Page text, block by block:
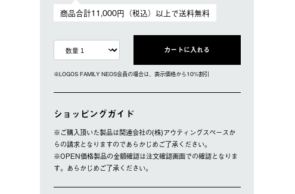
商品合計11,000円（税込）以上で送料無料
カートに入れる
※LOGOS FAMILY NEOS会員の場合は、表⽰価格から10%割引
ショッピングガイド
※ご購⼊頂いた製品は関連会社の(株)アウティングスペースか
らの請求となりますのであらかじめご了承ください。
※OPEN価格製品の⾦額確認は注⽂確認画⾯での確認となりま
す。あらかじめご了承ください。